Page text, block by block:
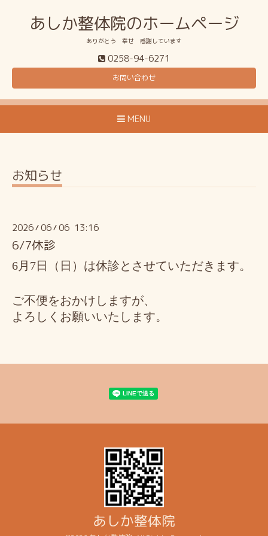
あしか整体院のホームページ
ありがとう 幸せ 感謝しています
0258-94-6271
お問い合わせ
MENU
お知らせ
2026/06/06 13:16
6/7休診
6月7日（日）は休診とさせていただきます。
ご不便をおかけしますが、
よろしくお願いいたします。
あしか整体院